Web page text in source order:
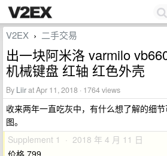
V2EX › 二手交易
出一块阿米洛 varmilo
机械键盘 红轴 红色外壳
By Liirat Apr 11, 2018 · 1764 views
收来两年一直吃灰中，有什么想了解的细
图。
Supplement 1 · 2018 年 4 月 11 日
价格 799